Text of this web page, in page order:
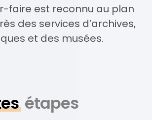
faire est reconnu au plan
des services d’archives,
et des musées.
étapes